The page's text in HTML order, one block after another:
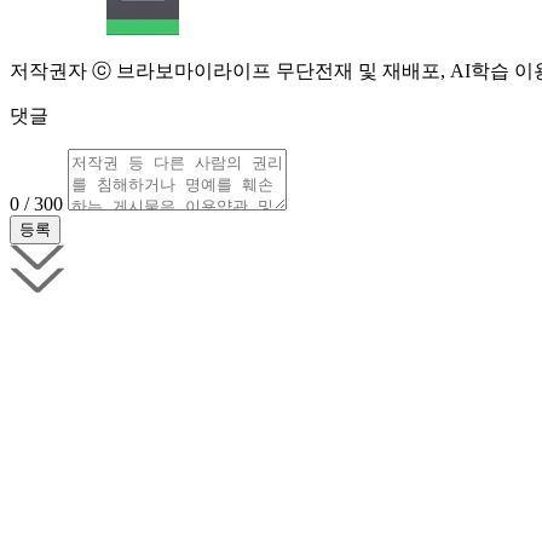
저작권자 ⓒ 브라보마이라이프 무단전재 및 재배포, AI학습 이
댓글
0 / 300